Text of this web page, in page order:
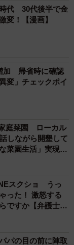
代 30代後半で金
変！【漫画】
加 帰省時に確認
変」チェックポイ
庭菜園 ローカル
しながら開墾して
園生活」実現な
スクショ うっ
った！ 激怒する
ですか【弁護士が
パの目の前に陣取